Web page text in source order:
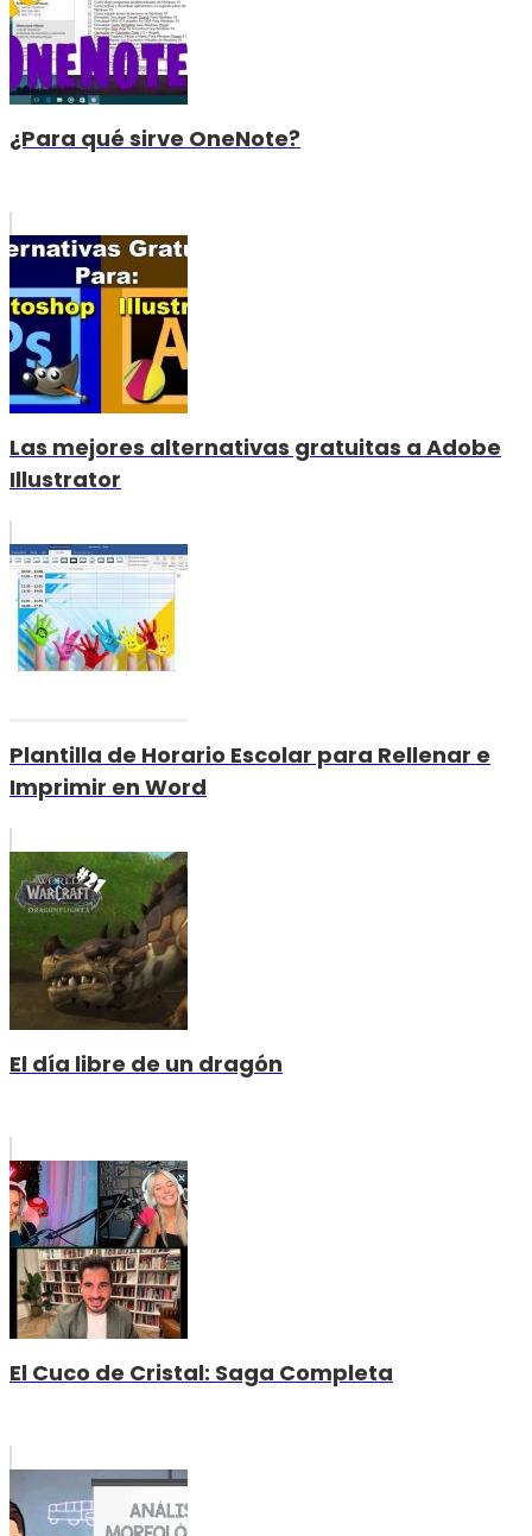
¿Para qué sirve OneNote?
Las mejores alternativas gratuitas a Adobe
Illustrator
Plantilla de Horario Escolar para Rellenar e
Imprimir en Word
El día libre de un dragón
El Cuco de Cristal: Saga Completa